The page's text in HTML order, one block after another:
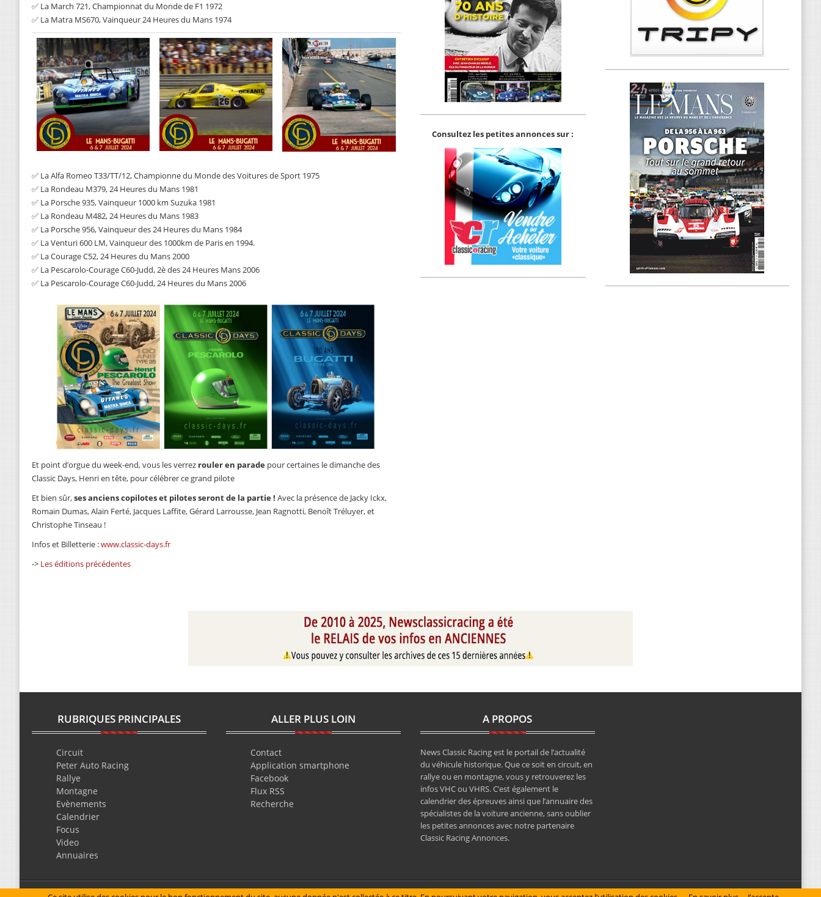
✅ La March 721, Championnat du Monde de F1 1972
✅ La Matra MS670, Vainqueur 24 Heures du Mans 1974
✅ La Alfa Romeo T33/TT/12, Championne du Monde des Voitures de Sport 1975
✅ La Rondeau M379, 24 Heures du Mans 1981
✅ La Porsche 935, Vainqueur 1000 km Suzuka 1981
✅ La Rondeau M482, 24 Heures du Mans 1983
✅ La Porsche 956, Vainqueur des 24 Heures du Mans 1984
✅ La Venturi 600 LM, Vainqueur des 1000km de Paris en 1994.
✅ La Courage C52, 24 Heures du Mans 2000
✅ La Pescarolo-Courage C60-Judd, 2è des 24 Heures Mans 2006
✅ La Pescarolo-Courage C60-Judd, 24 Heures du Mans 2006
Et point d’orgue du week-end, vous les verrez rouler en parade pour certaines le dimanche des
Classic Days, Henri en tête, pour célébrer ce grand pilote
Et bien sûr,ses anciens copilotes et pilotes seront de la partie ! Avec la présence de Jacky Ickx,
Romain Dumas, Alain Ferté, Jacques Laffite, Gérard Larrousse, Jean Ragnotti, Benoît Tréluyer, et
Christophe Tinseau !
Infos et Billetterie :www.classic-days.fr
-> Les éditions précédentes
Consultez les petites annonces sur :
RUBRIQUES PRINCIPALES
Circuit
Peter Auto Racing
Rallye
Montagne
Evènements
Calendrier
Focus
Video
Annuaires
ALLER PLUS LOIN
Contact
Application smartphone
Facebook
Flux RSS
Recherche
A PROPOS
News Classic Racing est le portail de l’actualité
du véhicule historique. Que ce soit en circuit, en
rallye ou en montagne, vous y retrouverez les
infos VHC ou VHRS. C’est également le
calendrier des épreuves ainsi que l’annuaire des
spécialistes de la voiture ancienne, sans oublier
les petites annonces avec notre partenaire
Classic Racing Annonces.
Mentions légales © Copyright 2026 NewsClassicRacing, tous droits réservés